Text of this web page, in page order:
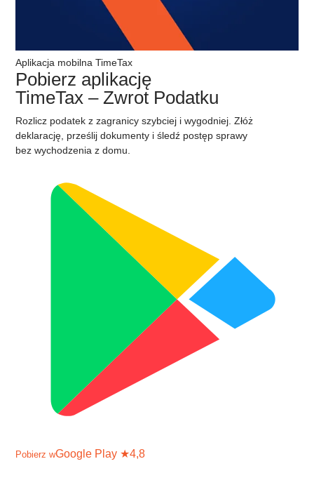
Aplikacja mobilna TimeTax
Pobierz aplikację
TimeTax – Zwrot Podatku
Rozlicz podatek z zagranicy szybciej i wygodniej. Złóż
deklarację, prześlij dokumenty i śledź postęp sprawy
bez wychodzenia z domu.
Pobierz wGoogle Play ★4,8